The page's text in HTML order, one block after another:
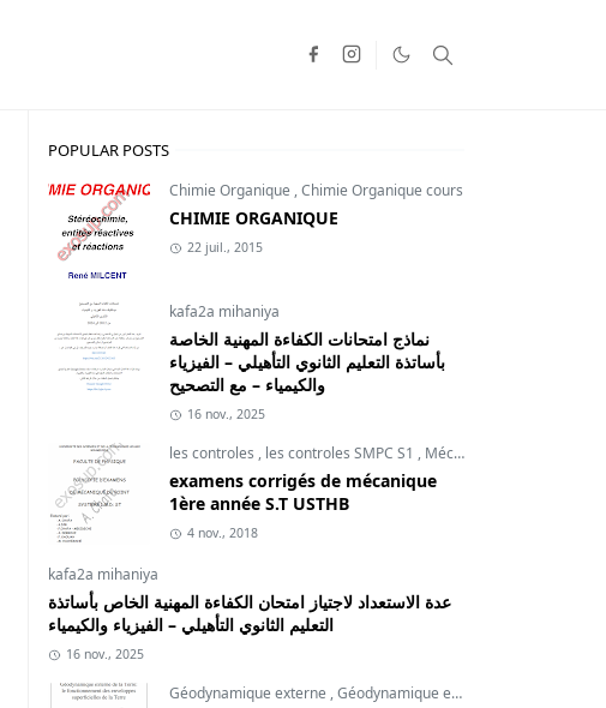
POPULAR POSTS
Chimie Organique ,Chimie Organique cours
CHIMIE ORGANIQUE
22 juil., 2015
kafa2a mihaniya
نماذج امتحانات الكفاءة المهنية الخاصة
بأساتذة التعليم الثانوي التأهيلي – الفيزياء
والكيمياء – مع التصحيح
16 nov., 2025
les controles , les controles SMPC S1 , Mécanique du point
examens corrigés de mécanique
1ère année S.T USTHB
4 nov., 2018
kafa2a mihaniya
عدة الاستعداد لاجتياز امتحان الكفاءة المهنية الخاص بأساتذة
التعليم الثانوي التأهيلي – الفيزياء والكيمياء
16 nov., 2025
Géodynamique externe ,Géodynamique externe cours